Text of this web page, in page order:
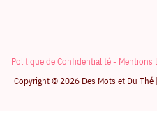
Politique de Confidentialité - Mentions
Copyright © 2026 Des Mots et Du